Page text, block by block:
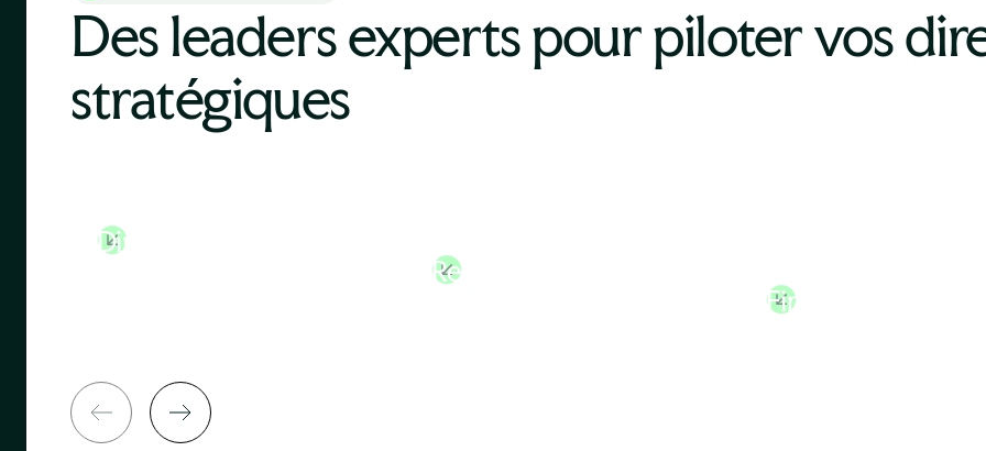
Des leaders experts pour piloter vos
stratégiques
Directeur Général
Ressources Humaines
Financier